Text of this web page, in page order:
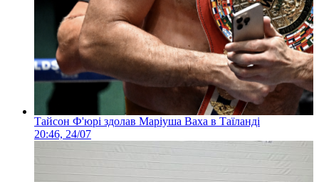
Тайсон Ф'юрі здолав Маріуша Ваха в Таїланді
20:46, 24/07